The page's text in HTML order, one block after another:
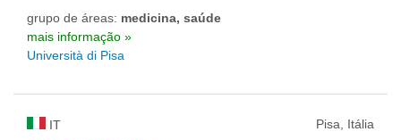
grupo de áreas: medicina, saúde
mais informação »
Università di Pisa
IT Pisa, Itália